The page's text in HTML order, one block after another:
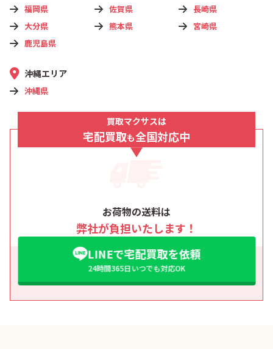
福岡県 佐賀県
長崎県
大分県
熊本県
宮崎県
鹿児島県
沖縄エリア
沖縄県
買取マクサスは
宅配買取も全国対応中
お荷物の送料は
弊社が負担いたします！
LINEで宅配買取を依頼
24時間365日いつでも対応OK